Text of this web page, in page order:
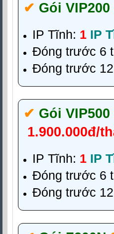
✔‎ Gói VIP200
IP Tĩnh: 1 IP
Đóng trước 6
Đóng trước
✔‎ Gói VIP500
1.900.000đ/
IP Tĩnh: 1 IP
Đóng trước 6
Đóng trước